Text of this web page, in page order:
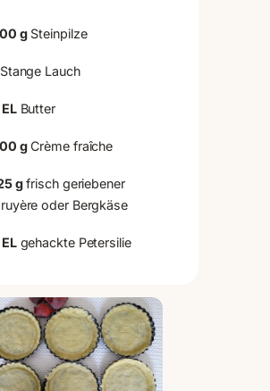
gSteinpilze
Lauch
Butter
gCrème fraîche
gfrisch geriebener
oder Bergkäse
gehackte Petersilie